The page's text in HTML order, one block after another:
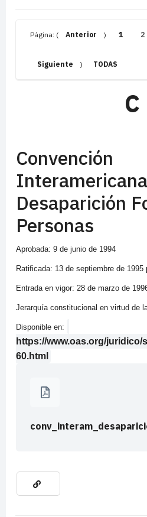
Página: ( Anterior ) 1 2
Siguiente ) TODAS
C
Convención
Desaparición
Personas
Aprobada: 9 de junio de 1994
Ratificada: 13 de septiembre de 1995
Entrada en vigor: 28 de marzo de
Jerarquía constitucional en virtud de
Disponible en:
https://www.oas.org/juridico/
60.html